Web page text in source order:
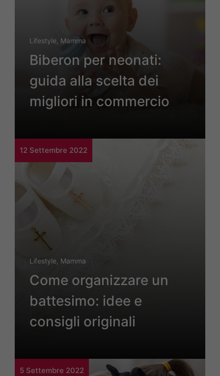
Lifestyle, Mamma
Biberon per neonati:
guida alla scelta dei
migliori in commercio
12 Settembre 2022
Lifestyle, Mamma
Come organizzare un
battesimo: idee e
consigli originali
5 Settembre 2022